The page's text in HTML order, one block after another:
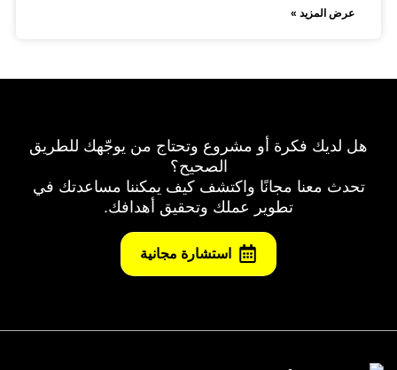
عرض المزيد »
هل لديك فكرة أو مشروع وتحتاج من يوجّهك للطريق
الصحيح؟
تحدث معنا مجانًا واكتشف كيف يمكننا مساعدتك في
تطوير عملك وتحقيق أهدافك.
استشارة مجانية